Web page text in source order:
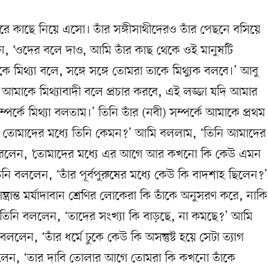
নিয়ে এসো। তাঁর সঙ্গীসাথীদেরও তাঁর পেছনে বসিয়ে
‘ওদের বলে দাও, আমি তাঁর কাছ থেকে ওই মানুষটি
মিথ্যা বলে, সঙ্গে সঙ্গে তোমরা তাকে মিথ্যুক বলবে।’ আবু
মিথ্যাবাদী বলে প্রচার করবে, এই লজ্জা যদি আমার
মিথ্যা বলতাম।’ তিনি তাঁর (নবী) সম্পর্কে আমাকে প্রথম
তোমাদের মধ্যে তিনি কেমন?’ আমি বললাম, ‘তিনি আমাদের
করলেন, ‘তোমাদের মধ্যে এর আগে আর কখনো কি কেউ এমন
বললেন, ‘তাঁর পূর্বপুরুষের মধ্যে কেউ কি বাদশাহ ছিলেন?’
মর্যাদাবান শ্রেণির লোকেরা কি তাঁকে অনুসরণ করে, নাকি
বললেন, ‘তাদের সংখ্যা কি বাড়ছে, না কমছে?’ আমি
‘তাঁর ধর্মে ঢুকে কেউ কি অসন্তুষ্ট হয়ে সেটা ত্যাগ
‘তার দাবি তোলার আগে তোমরা কি কখনো তাঁকে